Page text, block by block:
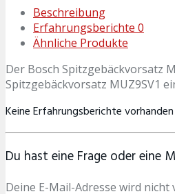
Beschreibung
Erfahrungsberichte 0
Ähnliche Produkte
Der Bosch Spitzgebäckvorsatz
Spitzgebäckvorsatz MUZ9SV1
Keine Erfahrungsberichte vorhanden
Du hast eine Frage oder eine
Deine E-Mail-Adresse wird